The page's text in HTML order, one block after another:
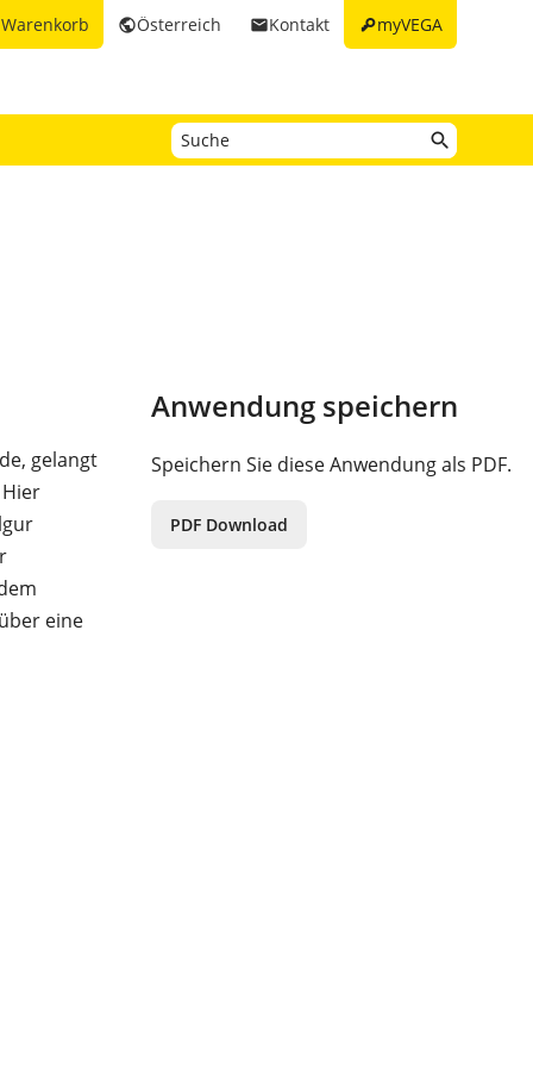
keymyVEGA
emailKontakt
publicÖsterreich
Warenkorb
gelangt
eine
Anwendung speichern
Speichern Sie diese Anwendung als PDF.
PDF Download